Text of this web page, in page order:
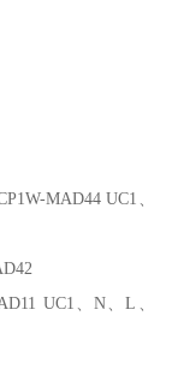
MAD44 UC1、
UC1、N、L、